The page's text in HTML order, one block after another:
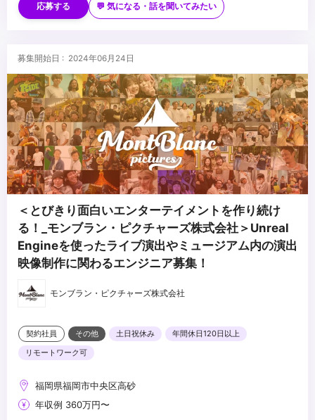
応募する 💬 気になる・話を聞いてみたい
募集開始日 : 2024年06月24日
＜とびきり面白いエンターテイメントを作り続け
る！_モンブラン・ピクチャーズ株式会社＞Unreal
Engineを使ったライブ演出やミュージアム内の演出
映像制作に関わるエンジニア募集！
モンブラン・ピクチャーズ株式会社
契約社員 その他 土日祝休み
年間休日120日以上
リモートワーク可
福岡県福岡市中央区高砂
年収例 360万円〜